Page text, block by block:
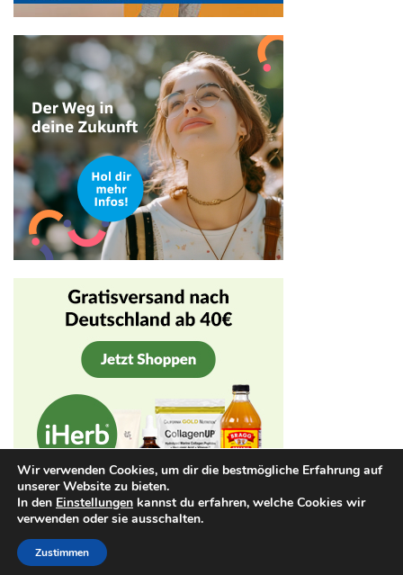
Stolz präsentiert von
Wir verwenden Cookies, um dir die bestmögliche Erfahrung auf
unserer Website zu bieten.
In den Einstellungen kannst du erfahren, welche Cookies wir
verwenden oder sie ausschalten.
Zustimmen